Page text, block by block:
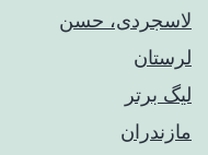
لاسجردی، حسن
لرستان
لیگ برتر
مازندران